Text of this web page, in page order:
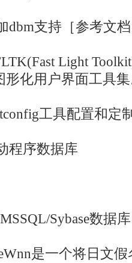
dbm支持［参考文
Light
形化用户界面工具
工具配置和定
程序数据库
Sybase数据库
是一个将日文